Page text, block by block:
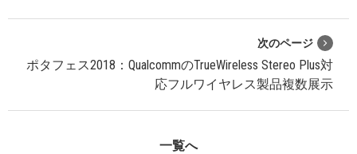
次のページ
ポタフェス2018：QualcommのTrueWireless Stereo Plus対
応フルワイヤレス製品複数展示
一覧へ